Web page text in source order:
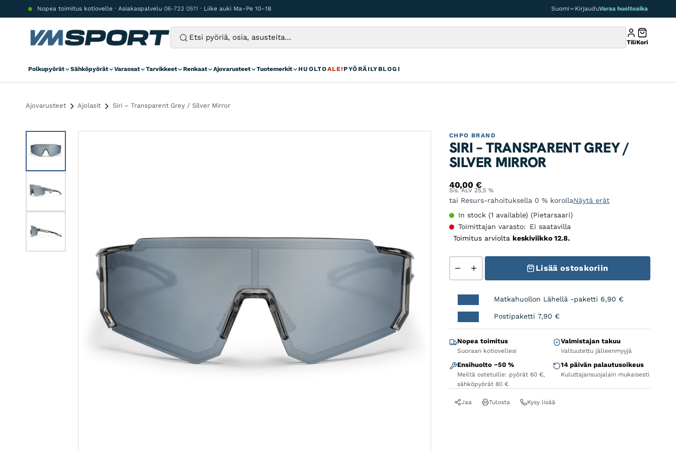
Siirry sisältöönNopea toimitus kotiovelle · Asiakaspalvelu 06-723 0511 · Liike auki Ma–Pe 10–18 Suomi KirjauduVaraa huoltoaika
TiliKori
Polkupyörät Sähköpyörät Varaosat Tarvikkeet Renkaat Ajovarusteet Tuotemerkit HUOLTOALE!PYÖRÄILYBLOGI
Ajovarusteet Ajolasit Siri – Transparent Grey / Silver Mirror
CHPO BRAND
SIRI – TRANSPARENT GREY /
SILVER MIRROR
40,00 €
Sis. ALV 25,5 %
tai Resurs-rahoituksella 0 % korollaNäytä erät
In stock (1 available) (Pietarsaari)
Toimittajan varasto:
Ei saatavilla
Toimitus arviolta keskiviikko 12.8.
Lisää ostoskoriin
Matkahuollon Lähellä -paketti 6,90 €
Postipaketti 7,90 €
Nopea toimitus
Suoraan kotiovellesi
Valmistajan takuu
Valtuutettu jälleenmyyjä
Ensihuolto −50 %
Meiltä ostetuille: pyörät 60 €,
sähköpyörät 80 €
14 päivän palautusoikeus
Kuluttajansuojalain mukaisesti
Jaa Tulosta Kysy lisää